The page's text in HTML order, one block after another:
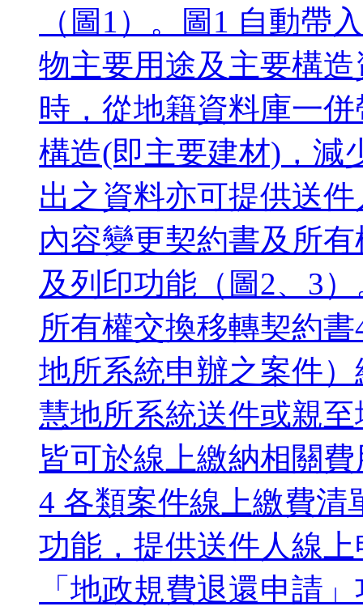
（圖1）。圖1 自動帶
物主要用途及主要構
時，從地籍資料庫一
構造(即主要建材)，減
出之資料亦可提供送
內容變更契約書及所
及列印功能（圖2、3
所有權交換移轉契約
地所系統申辦之案件
慧地所系統送件或親
皆可於線上繳納相關
4 各類案件線上繳費清
功能，提供送件人線
「地政規費退還申請